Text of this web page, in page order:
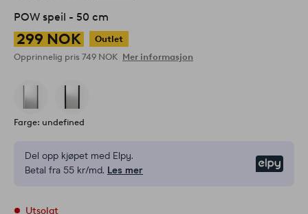
POW speil - 50 cm
299 NOK
Outlet
Opprinnelig pris 749 NOK Mer informasjon
Farge: undefined
Del opp kjøpet med Elpy.
Betal fra 55 kr/md. Les mer
Utsolgt